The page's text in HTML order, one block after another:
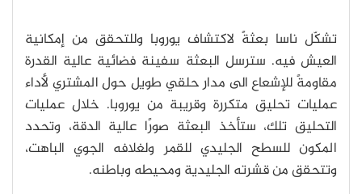
تشكّل ناسا بعثةً لاكتشاف يوروبا وللتحقق من إمكانية
العيش فيه. سترسل البعثة سفينة فضائية عالية القدرة
مقاومةً للإشعاع الى مدار حلقي طويل حول المشتري لأداء
عمليات تحليق متكررة وقريبة من يوروبا. خلال عمليات
التحليق تلك، ستأخذ البعثة صورًا عالية الدقة، وتحدد
المكون للسطح الجليدي للقمر ولغلافه الجوي الباهت،
وتتحقق من قشرته الجليدية ومحيطه وباطنه.